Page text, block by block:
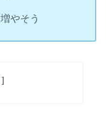
やそう
]